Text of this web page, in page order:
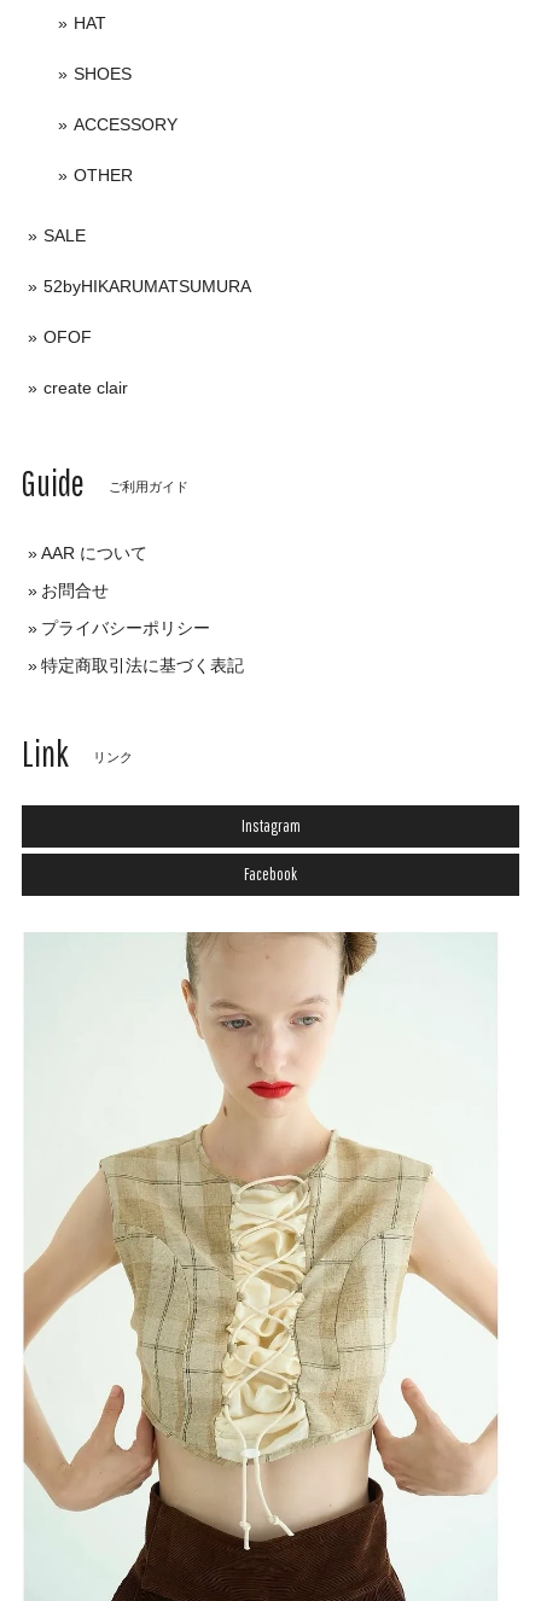
HAT
SHOES
ACCESSORY
OTHER
SALE
52byHIKARUMATSUMURA
OFOF
create clair
Guide ご利用ガイド
AAR について
お問合せ
プライバシーポリシー
特定商取引法に基づく表記
Link リンク
Instagram
Facebook